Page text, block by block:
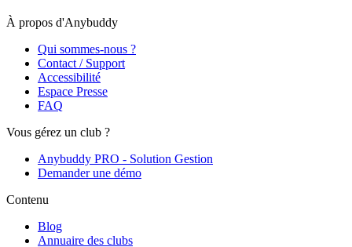
À propos d'Anybuddy
Qui sommes-nous ?
Contact / Support
Accessibilité
Espace Presse
FAQ
Vous gérez un club ?
Anybuddy PRO - Solution Gestion
Demander une démo
Contenu
Blog
Annuaire des clubs